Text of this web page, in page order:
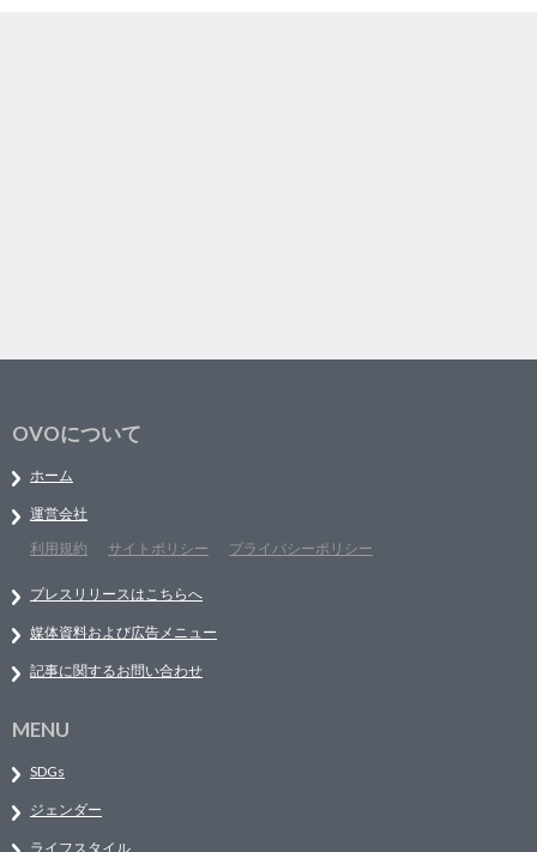
OVOについて
ホーム
運営会社
利用規約
サイトポリシー プライバシーポリシー
プレスリリースはこちらへ
媒体資料および広告メニュー
記事に関するお問い合わせ
MENU
SDGs
ジェンダー
ライフスタイル